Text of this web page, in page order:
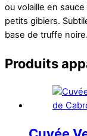
ou volaille en
petits gibiers.
base de truffe noire.
Produits